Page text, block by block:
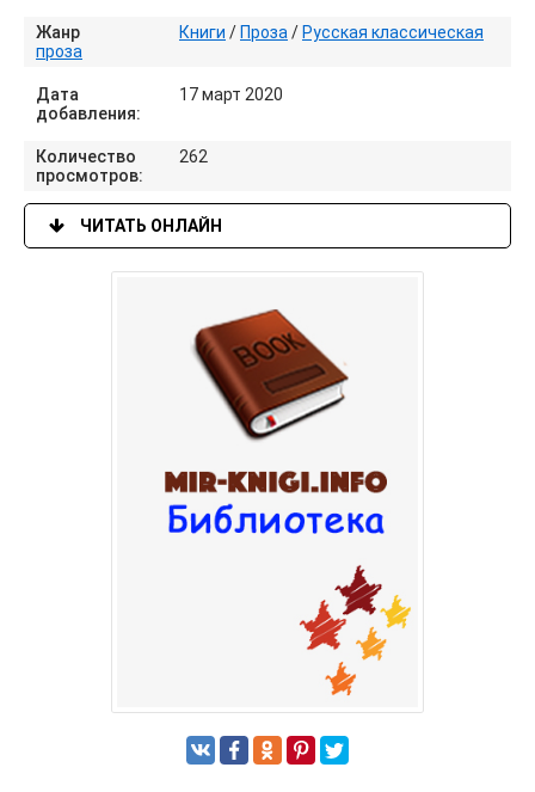
Жанр Книги / Проза / Русская классическая
проза
Дата
добавления:
17 март 2020
Количество
просмотров:
262
ЧИТАТЬ ОНЛАЙН